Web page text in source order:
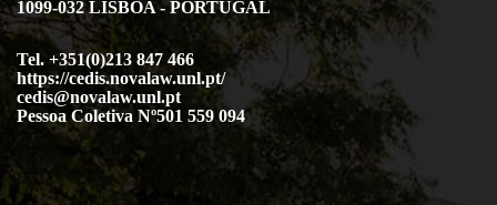
1099-032 LISBOA - PORTUGAL
Tel. +351(0)213 847 466
https://cedis.novalaw.unl.pt/
cedis@novalaw.unl.pt
Pessoa Coletiva Nº501 559 094